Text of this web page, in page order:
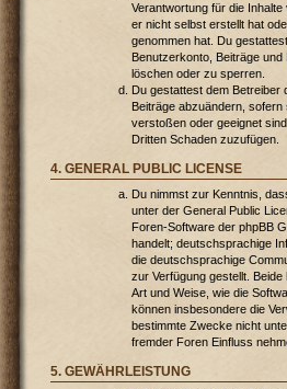
Verantwortung für die
er nicht selbst erstellt hat
genommen hat. Du
Benutzerkonto, Beiträge
löschen oder zu sperren.
Du gestattest dem Betreiber
Beiträge abzuändern, sofern
verstoßen oder geeignet
Dritten Schaden zuzufügen.
4. GENERAL PUBLIC LICENSE
Du nimmst zur Kenntnis,
unter der General Public
Foren-Software der phpBB
handelt; deutschsprachige
die deutschsprachige
zur Verfügung gestellt.
Art und Weise, wie die
können insbesondere die
bestimmte Zwecke nicht
fremder Foren Einfluss
5. GEWÄHRLEISTUNG